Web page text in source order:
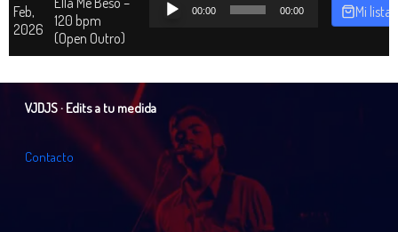
Feb,
2026
120 bpm
(Open Outro)
00:00 00:00 Mi lista
VJDJS · Edits a tu medida
Contacto